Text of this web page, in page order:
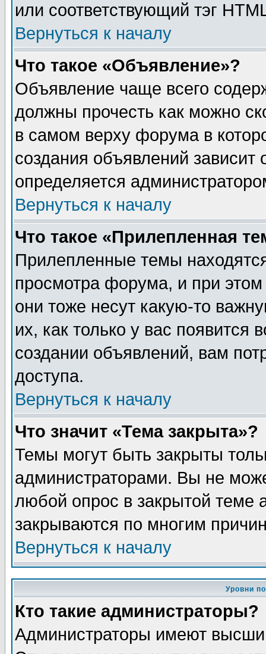
или соответствующий тэг
Вернуться к началу
Что такое «Объявление»?
Объявление чаще всего
должны прочесть как можно
в самом верху форума в
создания объявлений зависит
определяется
Вернуться к началу
Что такое «Прилепленная
Прилепленные темы
просмотра форума, и при
они тоже несут какую-то
их, как только у вас появится
создании объявлений, вам
доступа.
Вернуться к началу
Что значит «Тема закрыта»?
Темы могут быть закрыты
администраторами. Вы не
любой опрос в закрытой теме
закрываются по многим
Вернуться к началу
Уровни
Кто такие администраторы?
Администраторы имеют